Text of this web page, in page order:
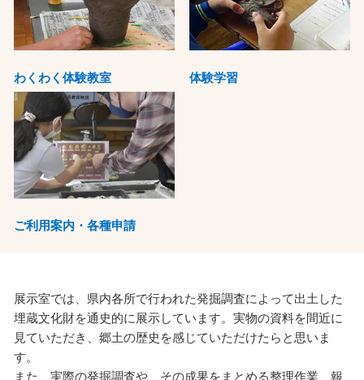
わくわく体験教室 体験学習
ご利用案内・各種申請
展示室では、県内各所で行われた発掘調査によって出土した
埋蔵文化財を通史的に展示しています。実物の資料を間近に
見ていただき、郷土の歴史を感じていただけたらと思いま
す。
また、実際の発掘調査や、その成果をまとめる整理作業、報